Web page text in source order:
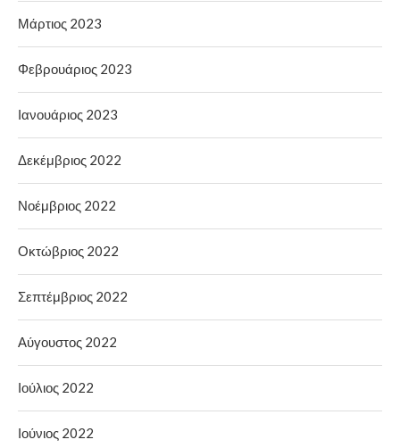
Μάρτιος 2023
Φεβρουάριος 2023
Ιανουάριος 2023
Δεκέμβριος 2022
Νοέμβριος 2022
Οκτώβριος 2022
Σεπτέμβριος 2022
Αύγουστος 2022
Ιούλιος 2022
Ιούνιος 2022